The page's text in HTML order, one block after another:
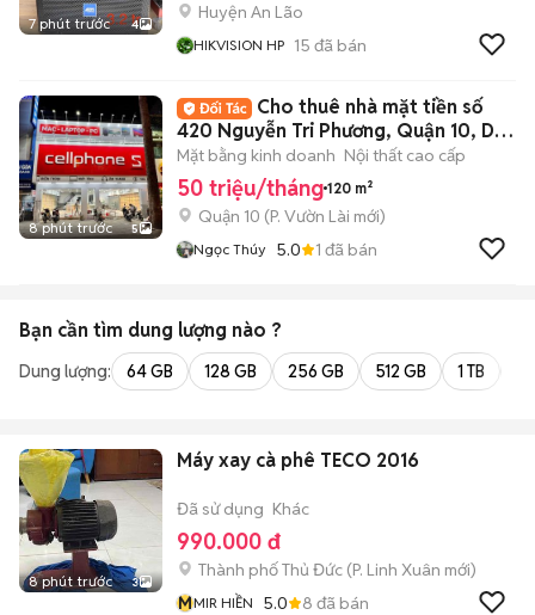
7 phút trước 4
Huyện An Lão
HIKVISION HP 15 đã bán
8 phút trước 5
Cho thuê nhà mặt tiền số
420 Nguyễn Tri Phương, Quận 10, DT:
6x20m
Mặt bằng kinh doanh Nội thất cao cấp
50 triệu/tháng 120 m²
Quận 10 (P. Vườn Lài mới)
Ngọc Thúy 5.0 1 đã bán
Bạn cần tìm dung lượng nào ?
Dung lượng: 64 GB 128 GB 256 GB 512 GB 1 TB
8 phút trước 3
Máy xay cà phê TECO 2016
Đã sử dụng Khác
990.000 đ
Thành phố Thủ Đức (P. Linh Xuân mới)
MMIR HIỀN 5.0 8 đã bán